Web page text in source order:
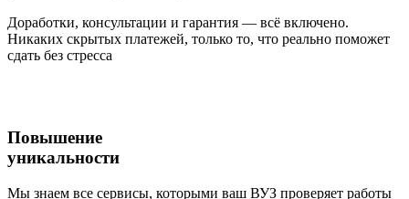
Доработки, консультации и гарантия — всё включено.
Никаких скрытых платежей, только то, что реально поможет
сдать без стресса
Повышение
уникальности
Мы знаем все сервисы, которыми ваш ВУЗ проверяет работы